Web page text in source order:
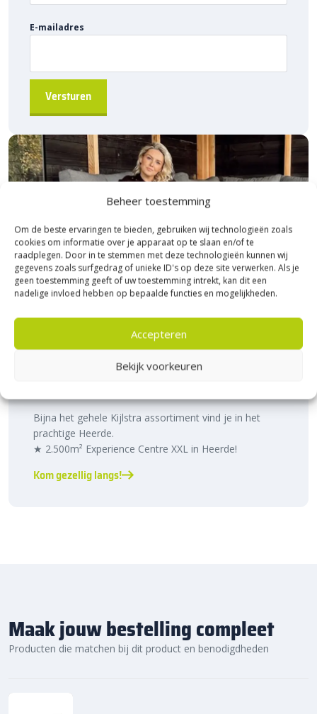
Beheer toestemming
Om de beste ervaringen te bieden, gebruiken wij technologieën zoals
cookies om informatie over je apparaat op te slaan en/of te
raadplegen. Door in te stemmen met deze technologieën kunnen wij
gegevens zoals surfgedrag of unieke ID's op deze site verwerken. Als je
geen toestemming geeft of uw toestemming intrekt, kan dit een
nadelige invloed hebben op bepaalde functies en mogelijkheden.
Accepteren
Bekijk voorkeuren
Bij Sierbestratingsmarkt.com bestel je de
voor jouw project. Ontdek de hoogwaardige kwaliteit, voordelige
prijs en snelle levering bij Sierbestratingsmarkt.com.
E-mailadres
Bezoek Experience Centre XXL
Bijna het gehele Kijlstra assortiment vind je in het
prachtige Heerde.
★ 2.500m² Experience Centre XXL in Heerde!
Kom gezellig langs!
Maak jouw bestelling compleet
Producten die matchen bij dit product en benodigdheden